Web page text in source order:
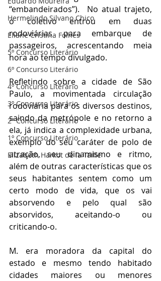
Hermelindo Silvano Chico
Eliane Cristina Folhes
5º Concurso Literário
6º Concurso Literário
4º Concurso Literário
3º Concurso Literário
2º Concurso Literário
1º Concurso Literário
Elizabeth Harkot de la Taille
“embandeirados”).  No atual trajeto,
o coletivo entrou em duas
rodoviárias para embarque de
passageiros, acrescentando meia
hora ao tempo divulgado.
Refletindo sobre a cidade de São
Paulo, a movimentada circulação
rodoviária para os diversos destinos,
saindo da metrópole e no retorno a
ela, já indica a complexidade urbana,
exemplo do seu caráter de polo de
atração, seu dinamismo e ritmo,
além de outras características que os
seus habitantes sentem como um
certo modo de vida, que os vai
absorvendo e pelo qual são
absorvidos, aceitando-o ou
criticando-o.
M. era moradora da capital do
estado e mesmo tendo habitado
cidades maiores ou menores